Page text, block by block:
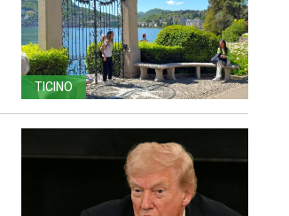
TICINO